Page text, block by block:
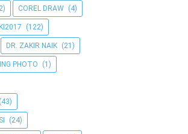
COREL DRAW (4)
(122)
DR. ZAKIR NAIK (21)
PHOTO (1)
(43)
(24)